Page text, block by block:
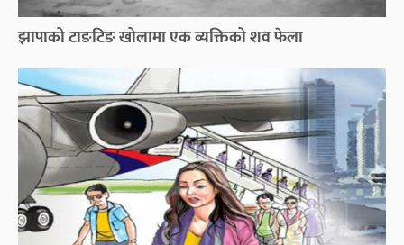
झापाको टाङटिङ खोलामा एक व्यक्तिको शव फेला